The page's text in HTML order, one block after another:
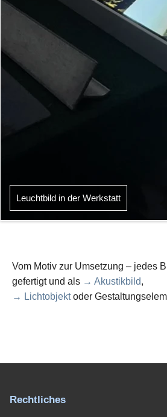
Leuchtbild in der Werkstatt
Vom Motiv zur Umsetzung – jedes
gefertigt und als → Akustikbild,
→ Lichtobjektoder
Rechtliches